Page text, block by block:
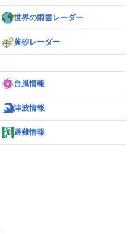
世界の雨雲レーダー
黄砂レーダー
台風情報
津波情報
避難情報